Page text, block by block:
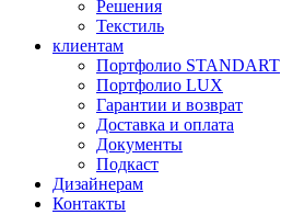
Решения
Текстиль
клиентам
Портфолио STANDART
Портфолио LUX
Гарантии и возврат
Доставка и оплата
Документы
Подкаст
Дизайнерам
Контакты